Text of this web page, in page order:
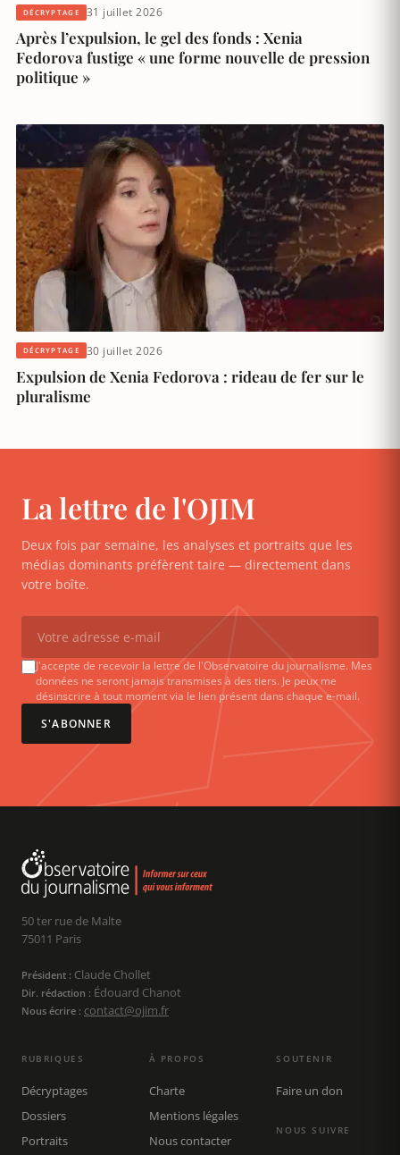
DÉCRYPTAGE 31 juillet 2026
Après l’expulsion, le gel des fonds : Xenia
Fedorova fustige « une forme nouvelle de pression
politique »
DÉCRYPTAGE 30 juillet 2026
Expulsion de Xenia Fedorova : rideau de fer sur le
pluralisme
La lettre de l'OJIM
Deux fois par semaine, les analyses et portraits que les
médias dominants préfèrent taire — directement dans
votre boîte.
J'accepte de recevoir la lettre de l'Observatoire du journalisme. Mes
données ne seront jamais transmises à des tiers. Je peux me
désinscrire à tout moment via le lien présent dans chaque e-mail.
S'ABONNER
50 ter rue de Malte
75011 Paris
Président : Claude Chollet
Dir. rédaction : Édouard Chanot
Nous écrire : contact@ojim.fr
RUBRIQUES
Décryptages
Dossiers
Portraits
À PROPOS
Charte
Mentions légales
Nous contacter
SOUTENIR
Faire un don
NOUS SUIVRE